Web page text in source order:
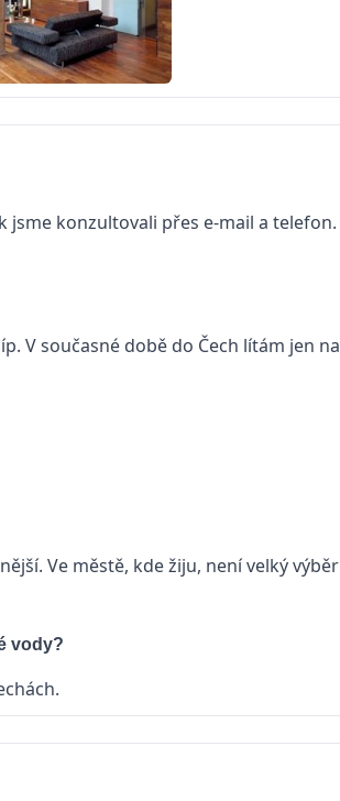
konzultovali přes e-mail a telefon.
V současné době do Čech lítám jen na
Ve městě, kde žiju, není velký výběr
vody?